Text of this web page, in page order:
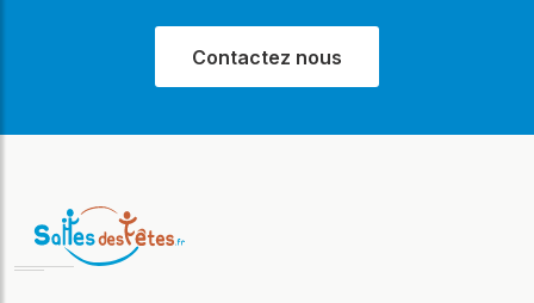
Contactez nous